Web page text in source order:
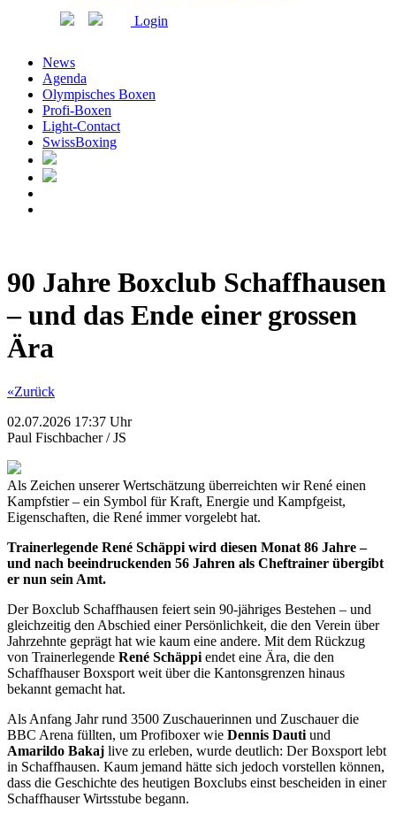
Login
News
Agenda
Olympisches Boxen
Profi-Boxen
Light-Contact
SwissBoxing
90 Jahre Boxclub Schaffhausen
– und das Ende einer grossen
Ära
«Zurück
02.07.2026 17:37 Uhr
Paul Fischbacher / JS
Als Zeichen unserer Wertschätzung überreichten wir René einen
Kampfstier – ein Symbol für Kraft, Energie und Kampfgeist,
Eigenschaften, die René immer vorgelebt hat.
Trainerlegende René Schäppi wird diesen Monat 86 Jahre –
und nach beeindruckenden 56 Jahren als Cheftrainer übergibt
er nun sein Amt.
Der Boxclub Schaffhausen feiert sein 90-jähriges Bestehen – und
gleichzeitig den Abschied einer Persönlichkeit, die den Verein über
Jahrzehnte geprägt hat wie kaum eine andere. Mit dem Rückzug
von Trainerlegende René Schäppi endet eine Ära, die den
Schaffhauser Boxsport weit über die Kantonsgrenzen hinaus
bekannt gemacht hat.
Als Anfang Jahr rund 3500 Zuschauerinnen und Zuschauer die
BBC Arena füllten, um Profiboxer wie Dennis Dauti und
Amarildo Bakaj live zu erleben, wurde deutlich: Der Boxsport lebt
in Schaffhausen. Kaum jemand hätte sich jedoch vorstellen können,
dass die Geschichte des heutigen Boxclubs einst bescheiden in einer
Schaffhauser Wirtsstube begann.